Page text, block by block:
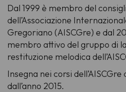
Dal 1999 è membro del
dell’Associazione
Gregoriano (AISCGre) e dal
membro attivo del gruppo di
restituzione melodica
Insegna nei corsi
dall’anno 2015.